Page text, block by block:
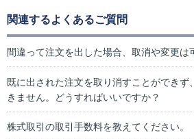
関連するよくあるご質問
間違って注文を出した場合、取消や変更は
既に出された注文を取り消すことができず
きません。どうすればいいですか？
株式取引の取引手数料を教えてください。